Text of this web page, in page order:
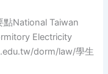
點National Taiwan
Electricity
dorm/law/學生